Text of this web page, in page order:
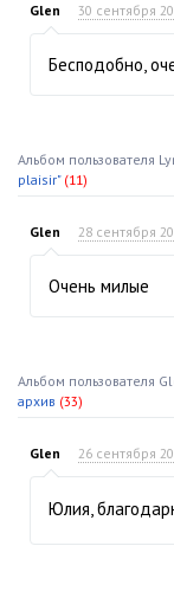
Glen 30 сентября
Бесподобно,
Альбом пользователя
plaisir" (11)
Glen 28 сентября
Очень милые
Альбом пользователя
архив (33)
Glen 26 сентября
Юлия,